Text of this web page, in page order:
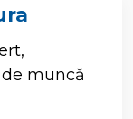
muncă